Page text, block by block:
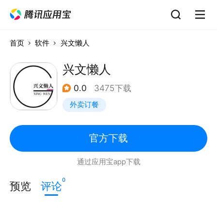
首页 软件 兴文懒人
兴文懒人
0.0 3475下载
外卖订餐
官方下载
通过应用宝app下载
预览 评论0